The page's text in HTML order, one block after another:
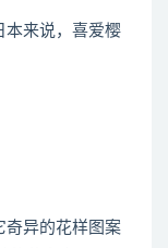
来说，喜爱樱
异的花样图案